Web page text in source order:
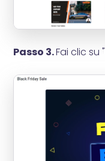
Passo 3.Fai clic su "